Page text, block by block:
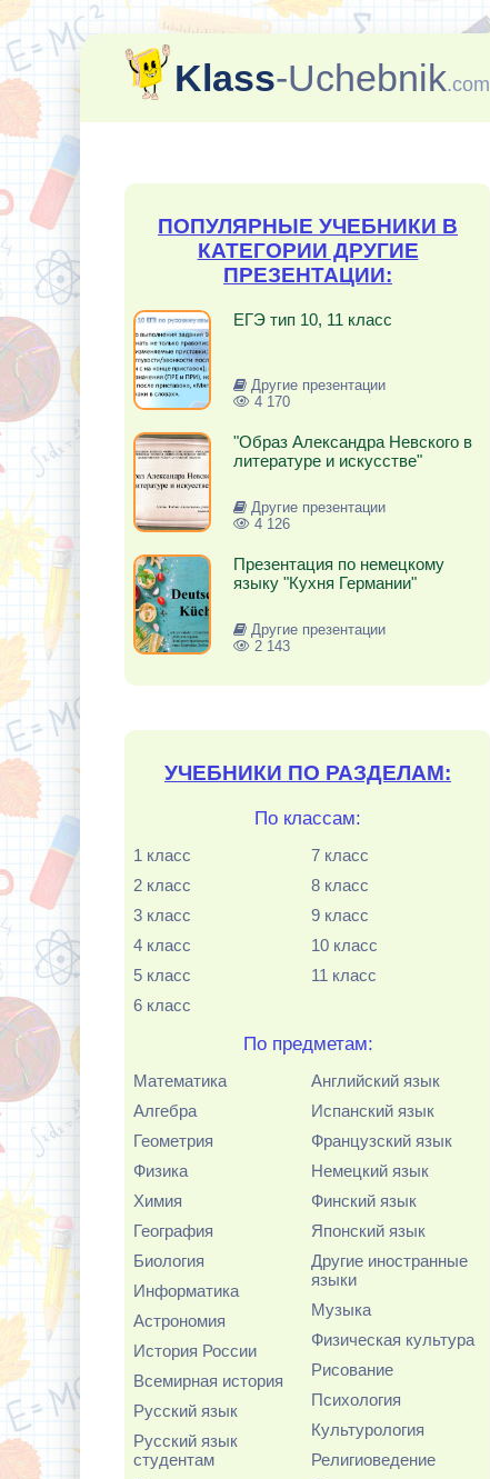
Klass-Uchebnik.com
ПОПУЛЯРНЫЕ УЧЕБНИКИ В
КАТЕГОРИИ ДРУГИЕ
ПРЕЗЕНТАЦИИ:
ЕГЭ тип 10, 11 класс
Другие презентации
4 170
"Образ Александра Невского в
литературе и искусстве"
Другие презентации
4 126
Презентация по немецкому
языку "Кухня Германии"
Другие презентации
2 143
УЧЕБНИКИ ПО РАЗДЕЛАМ:
По классам:
1 класс
2 класс
3 класс
4 класс
5 класс
6 класс
7 класс
8 класс
9 класс
10 класс
11 класс
По предметам:
Математика
Алгебра
Геометрия
Физика
Химия
География
Биология
Информатика
Астрономия
История России
Всемирная история
Русский язык
Русский язык
студентам
Английский язык
Испанский язык
Французский язык
Немецкий язык
Финский язык
Японский язык
Другие иностранные
языки
Музыка
Физическая культура
Рисование
Психология
Культурология
Религиоведение